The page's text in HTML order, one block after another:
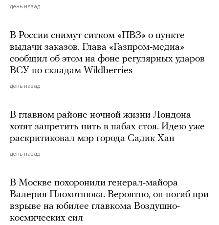
день назад
В России снимут ситком «ПВЗ» о пункте
выдачи заказов. Глава «Газпром-медиа»
сообщил об этом на фоне регулярных ударов
ВСУ по складам Wildberries
день назад
В главном районе ночной жизни Лондона
хотят запретить пить в пабах стоя. Идею уже
раскритиковал мэр города Садик Хан
день назад
В Москве похоронили генерал-майора
Валерия Плохотнюка. Вероятно, он погиб при
взрыве на юбилее главкома Воздушно-
космических сил